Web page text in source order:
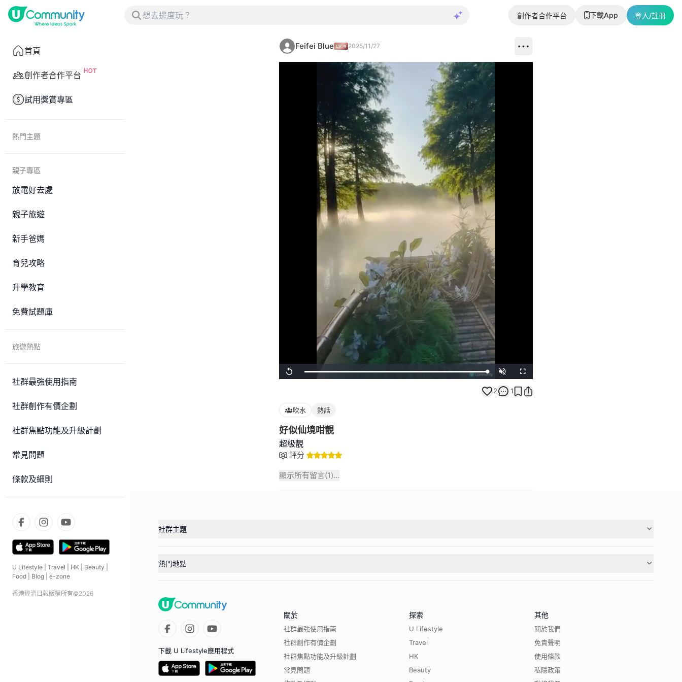
創作者合作平台 下載App 登入/註冊
首頁
創作者合作平台
試用獎賞專區
熱門主題
親子專區
放電好去處
親子旅遊
新手爸媽
育兒攻略
升學教育
免費試題庫
旅遊熱點
社群最強使用指南
社群創作有價企劃
社群焦點功能及升級計劃
常見問題
條款及細則
U Lifestyle Travel HK Beauty
Food
Blog e-zone
香港經濟日報版權所有©2026
Feifei Blue 2025/11/27
Replay Loaded:
100.00%
Unmute Fullscreen
2 1
吹水 熱話
好似仙境咁靚
超級靚
評分
顯示所有留言(1)...
社群主題
熱門地點
下載 U Lifestyle應用程式
關於
社群最強使用指南
社群創作有價企劃
社群焦點功能及升級計劃
常見問題
探索
U Lifestyle
Travel
HK
Beauty
其他
關於我們
免責聲明
使用條款
私隱政策